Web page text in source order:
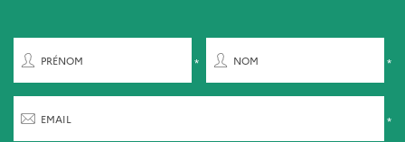
PRÉNOM NOM
EMAIL